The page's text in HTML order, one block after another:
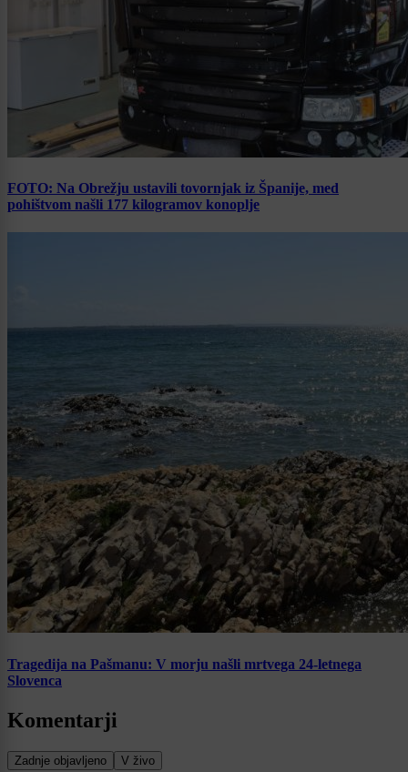
FOTO: Na Obrežju ustavili tovornjak iz Španije, med
pohištvom našli 177 kilogramov konoplje
Tragedija na Pašmanu: V morju našli mrtvega 24-letnega
Slovenca
Komentarji
Zadnje objavljeno V živo